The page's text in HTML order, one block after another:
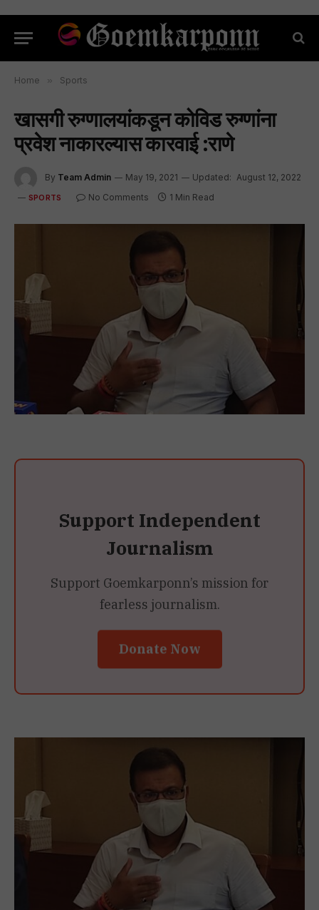
Home » Sports
खासगी रुग्णालयांकडून कोविड रुग्णांना
प्रवेश नाकारल्यास कारवाई :राणे
By Team Admin May 19, 2021 Updated: August 12, 2022
SPORTS No Comments 1 Min Read
Support Independent
Journalism
Support Goemkarponn’s mission for
fearless journalism.
Donate Now